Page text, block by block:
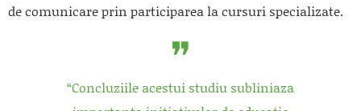
de comunicare prin participarea la cursuri specializate.
“Concluziile acestui studiu subliniaza